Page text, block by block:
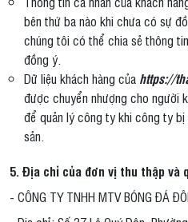
bên thứ ba nào khi chưa có sự
chúng tôi có thể chia sẻ thông
đồng ý.
Dữ liệu khách hàng của https://
được chuyển nhượng cho người
để quản lý công ty khi công ty
sản.
5. Địa chỉ của đơn vị thu thập và
- CÔNG TY TNHH MTV BÓNG ĐÁ